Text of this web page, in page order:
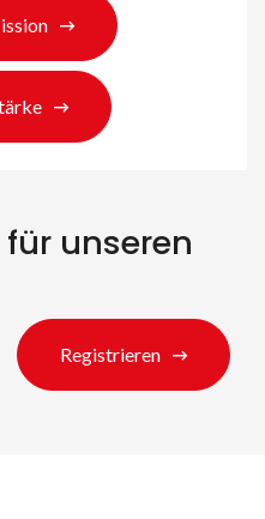
unseren
Registrieren